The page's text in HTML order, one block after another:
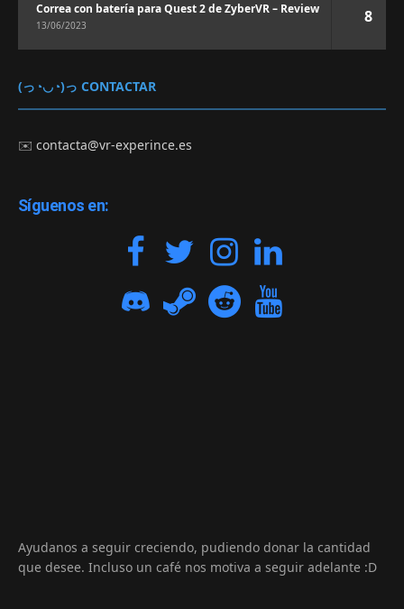
Correa con batería para Quest 2 de ZyberVR – Review
13/06/2023 8
(っ◔◡◔)っ CONTACTAR
✉️contacta@vr-experince.es
Síguenos en:
Ayudanos a seguir creciendo, pudiendo donar la cantidad
que desee. Incluso un café nos motiva a seguir adelante :D